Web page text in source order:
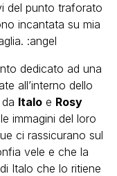
del punto traforato
incantata su mia
:angel
dedicato ad una
all’interno dello
Italoe Rosy
immagini del loro
ci rassicurano sul
vele e che la
Italo che lo ritiene